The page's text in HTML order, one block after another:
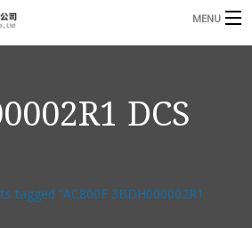
MENU
DCS
tagged “AC800F 3BDH000002R1